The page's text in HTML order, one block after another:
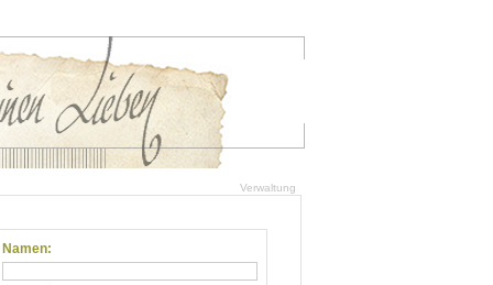
Verwaltung
Namen: